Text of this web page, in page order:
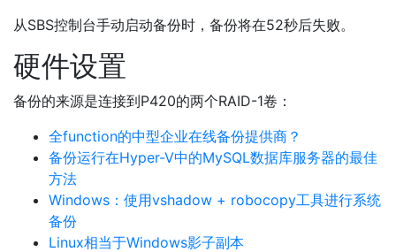
从SBS控制台手动启动备份时，备份将在52秒后失败。
硬件设置
备份的来源是连接到P420的两个RAID-1卷：
全function的中型企业在线备份提供商？
备份运行在Hyper-V中的MySQL数据库服务器的最佳
方法
Windows：使用vshadow + robocopy工具进行系统
备份
Linux相当于Windows影子副本